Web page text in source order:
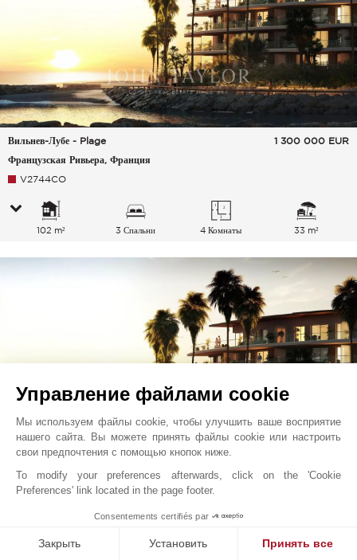
Вильнев-Лубе - Plage
Французская Ривьера, Франция
1 300 000 EUR
V2744CO
102 m² 3 Спальни 4 Комнаты 33 m²
Вильнев-Лубе - Plage
700 000 EUR
Управление файлами cookie
Мы используем файлы cookie, чтобы улучшить ваше восприятие
нашего сайта. Вы можете принять файлы cookie или настроить
свои предпочтения с помощью кнопок ниже.
To modify your preferences afterwards, click on the 'Cookie
Preferences' link located in the page footer.
Consentements certifiés par
Закрыть Установить Принять все